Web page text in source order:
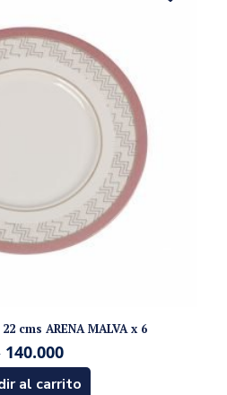
cms ARENA MALVA x 6
140.000
al carrito